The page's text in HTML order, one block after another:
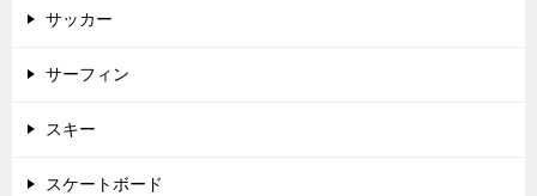
サッカー
サーフィン
スキー
スケートボード